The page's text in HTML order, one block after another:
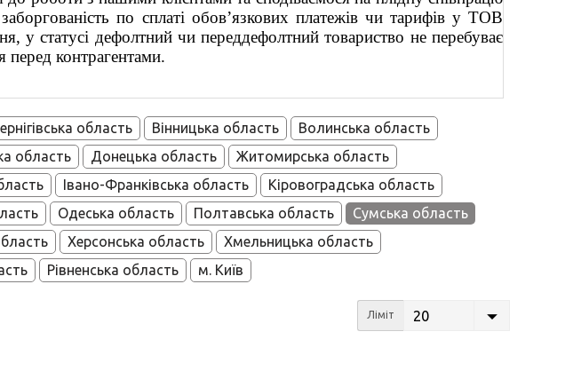
по сплаті обов’язкових платежів чи тарифів у ТОВ
статусі дефолтний чи переддефолтний товариство не перебуває
перед контрагентами.
область Вінницька область
Волинська область
область Донецька область
Житомирська область
Івано-Франківська область
Кіровоградська область
Одеська область Полтавська область
Сумська область
Херсонська область
Хмельницька область
Рівненська область м. Київ
Ліміт 20